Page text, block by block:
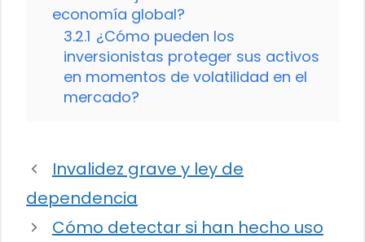
economía global?
3.2.1 ¿Cómo pueden los
inversionistas proteger sus activos
en momentos de volatilidad en el
mercado?
Invalidez grave y ley de
dependencia
Cómo detectar si han hecho uso